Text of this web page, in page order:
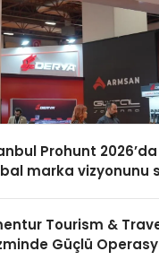
Prohunt
marka vizyonunu
Tourism &
Güçlü